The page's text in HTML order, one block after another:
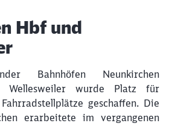
Hbf und
Bahnhöfen Neunkirchen
Wellesweiler wurde Platz für
geschaffen. Die
erarbeitete im vergangenen